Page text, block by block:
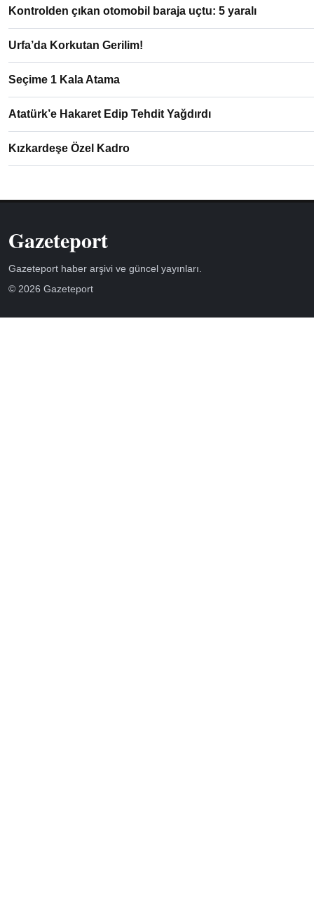
Kontrolden çıkan otomobil baraja uçtu: 5 yaralı
Urfa’da Korkutan Gerilim!
Seçime 1 Kala Atama
Atatürk’e Hakaret Edip Tehdit Yağdırdı
Kızkardeşe Özel Kadro
Gazeteport
Gazeteport haber arşivi ve güncel yayınları.
© 2026 Gazeteport